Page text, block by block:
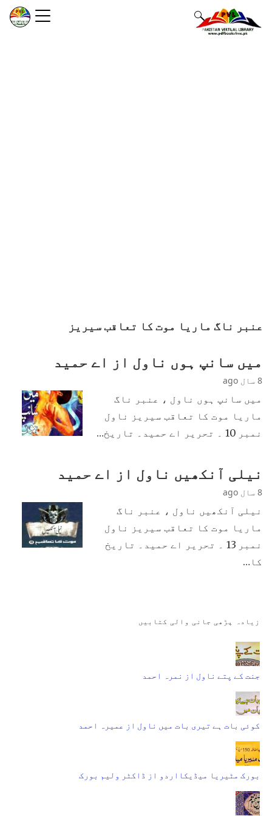
عنبر ناگ ماریا موت کا تعاقب سیریز
میں سانپ ہوں ناول از اے حمید
8 سال ago
میں سانپ ہوں ناول ، عنبر ناگ
ماریا موت کا تعاقب سیریز ناول
نمبر 10 ۔ تحریر اے حمید۔ تاریخ…
نیلی آنکھیں ناول از اے حمید
8 سال ago
نیلی آنکھیں ناول ، عنبر ناگ
ماریا موت کا تعاقب سیریز ناول
نمبر 13 ۔ تحریر اے حمید۔ تاریخ
کا…
زیادہ پڑھی جانی والی کتابیں
جنت کے پتے ناول از نمرہ احمد
کوئی بات ہے تیری بات میں ناول از عمیرہ احمد
بورک مٹیریا میڈیکااردو از ڈاکٹر ولیم بورک